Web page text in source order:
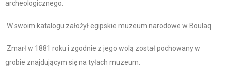
archeologicznego.
W swoim katalogu założył egipskie muzeum narodowe w Boulaq.
Zmarł w 1881 roku i zgodnie z jego wolą został pochowany w
grobie znajdującym się na tyłach muzeum.